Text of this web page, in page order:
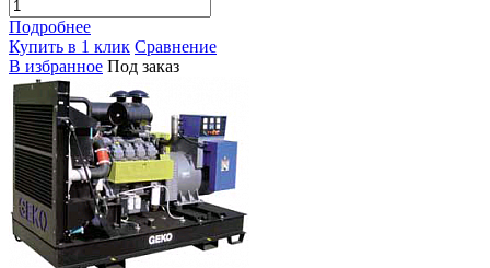
Подробнее
Купить в 1 клик Сравнение
В избранное Под заказ